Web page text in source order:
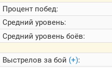
Процент побед:
Средний уровень:
Средний уровень боёв:
Выстрелов за бой (+):